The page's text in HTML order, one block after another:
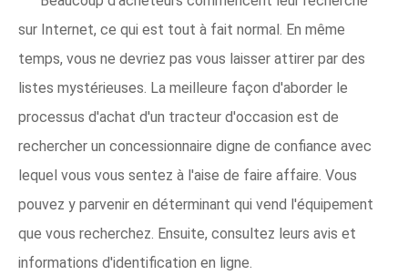
sur Internet, ce qui est tout à fait normal. En même
temps, vous ne devriez pas vous laisser attirer par des
listes mystérieuses. La meilleure façon d'aborder le
processus d'achat d'un tracteur d'occasion est de
rechercher un concessionnaire digne de confiance avec
lequel vous vous sentez à l'aise de faire affaire. Vous
pouvez y parvenir en déterminant qui vend l'équipement
que vous recherchez. Ensuite, consultez leurs avis et
informations d'identification en ligne.